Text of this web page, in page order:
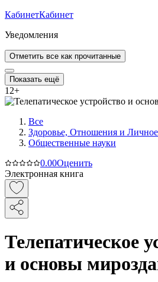
КабинетКабинет
Уведомления
Отметить все как прочитанные
Показать ещё
12+
Все
Здоровье, Отношения и Личное
Общественные науки
0.00Оценить
Электронная книга
Телепатическое
и основы